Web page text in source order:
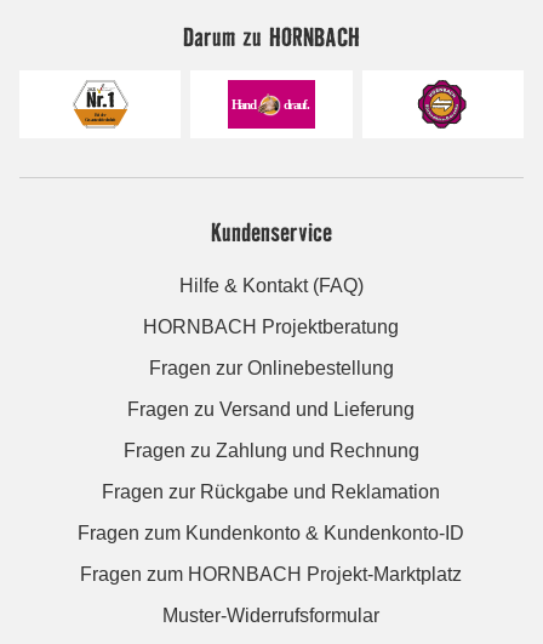
Darum zu HORNBACH
Kundenservice
Hilfe & Kontakt (FAQ)
HORNBACH Projektberatung
Fragen zur Onlinebestellung
Fragen zu Versand und Lieferung
Fragen zu Zahlung und Rechnung
Fragen zur Rückgabe und Reklamation
Fragen zum Kundenkonto & Kundenkonto-ID
Fragen zum HORNBACH Projekt-Marktplatz
Muster-Widerrufsformular